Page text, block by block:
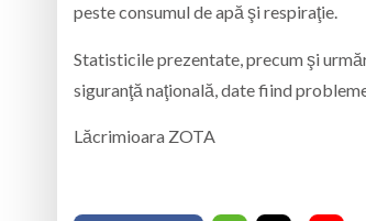
peste consumul de apă şi respiraţie.
Statisticile prezentate, precum şi
siguranţă naţională, date fiind
Lăcrimioara ZOTA